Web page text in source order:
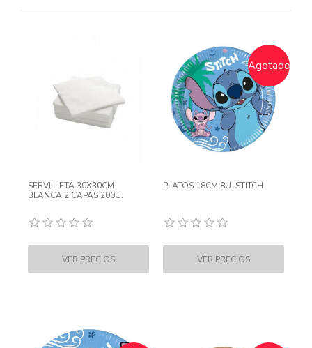
SERVILLETA 30X30CM
BLANCA 2 CAPAS 200U.
Agotado
PLATOS 18CM 8U. STITCH